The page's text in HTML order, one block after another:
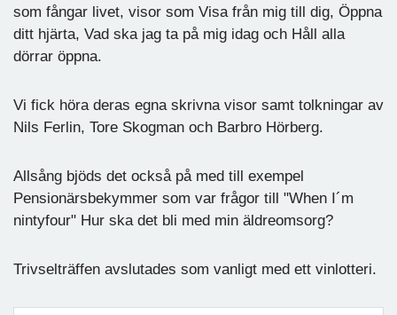
som fångar livet, visor som Visa från mig till dig, Öppna
ditt hjärta, Vad ska jag ta på mig idag och Håll alla
dörrar öppna.
Vi fick höra deras egna skrivna visor samt tolkningar av
Nils Ferlin, Tore Skogman och Barbro Hörberg.
Allsång bjöds det också på med till exempel
Pensionärsbekymmer som var frågor till "When I´m
nintyfour" Hur ska det bli med min äldreomsorg?
Trivselträffen avslutades som vanligt med ett vinlotteri.